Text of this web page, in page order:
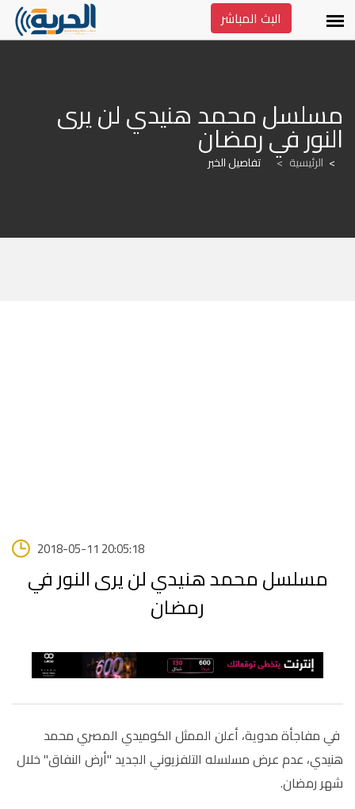
البث المباشر
النور في رمضان
الرئيسية > تفاصيل الخبر
2018-05-11 20:05:18
مسلسل محمد هنيدي لن يرى النور في
رمضان
في مفاجأة مدوية، أعلن الممثل الكوميدي المصري محمد
هنيدي، عدم عرض مسلسله التلفزيوني الجديد "أرض النفاق" خلال
شهر رمضان.